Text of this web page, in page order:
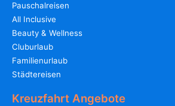
Pauschalreisen
All Inclusive
Beauty & Wellness
Cluburlaub
Familienurlaub
Städtereisen
Kreuzfahrt Angebote